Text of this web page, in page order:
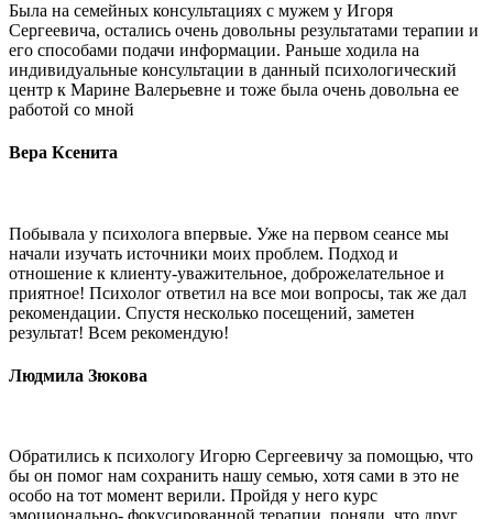
Была на семейных консультациях с мужем у Игоря
Сергеевича, остались очень довольны результатами терапии и
его способами подачи информации. Раньше ходила на
индивидуальные консультации в данный психологический
центр к Марине Валерьевне и тоже была очень довольна ее
работой со мной
Вера Ксенита
Побывала у психолога впервые. Уже на первом сеансе мы
начали изучать источники моих проблем. Подход и
отношение к клиенту-уважительное, доброжелательное и
приятное! Психолог ответил на все мои вопросы, так же дал
рекомендации. Спустя несколько посещений, заметен
результат! Всем рекомендую!
Людмила Зюкова
Обратились к психологу Игорю Сергеевичу за помощью, что
бы он помог нам сохранить нашу семью, хотя сами в это не
особо на тот момент верили. Пройдя у него курс